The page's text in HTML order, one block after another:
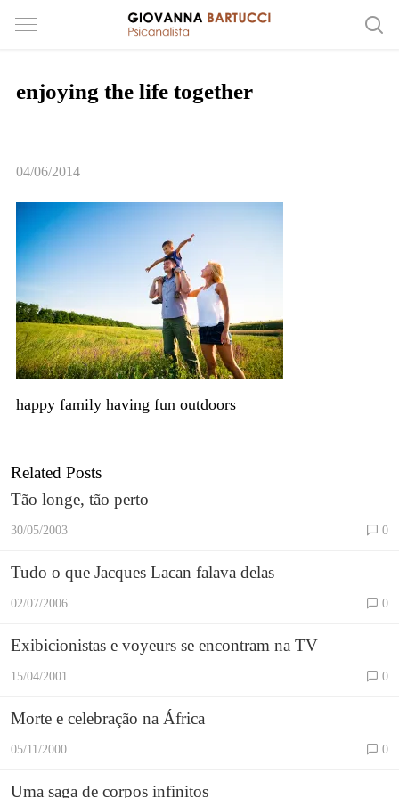
enjoying the life together
04/06/2014
happy family having fun outdoors
Related Posts
Tão longe, tão perto
30/05/2003 0
Tudo o que Jacques Lacan falava delas
02/07/2006 0
Exibicionistas e voyeurs se encontram na TV
15/04/2001 0
Morte e celebração na África
05/11/2000 0
Uma saga de corpos infinitos